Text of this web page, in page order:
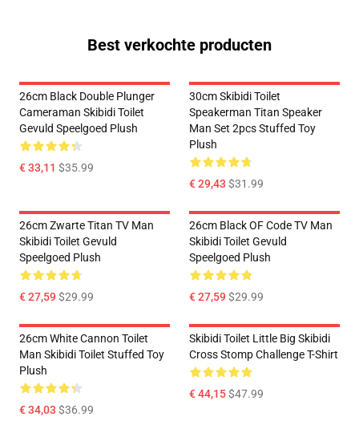
Best verkochte producten
26cm Black Double Plunger
Cameraman Skibidi Toilet
Gevuld Speelgoed Plush
€ 33,11 $35.99
30cm Skibidi Toilet
Speakerman Titan Speaker
Man Set 2pcs Stuffed Toy
Plush
€ 29,43 $31.99
26cm Zwarte Titan TV Man
Skibidi Toilet Gevuld
Speelgoed Plush
€ 27,59$29.99
26cm Black OF Code TV Man
Skibidi Toilet Gevuld
Speelgoed Plush
€ 27,59$29.99
26cm White Cannon Toilet
Man Skibidi Toilet Stuffed Toy
Plush
€ 34,03 $36.99
Skibidi Toilet Little Big Skibidi
Cross Stomp Challenge T-Shirt
€ 44,15$47.99